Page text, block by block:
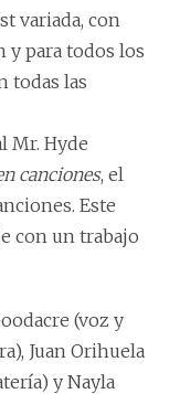
variada, con
y para todos los
todas las
Mr. Hyde
canciones, el
Este
con un trabajo
(voz y
Juan Orihuela
y Nayla